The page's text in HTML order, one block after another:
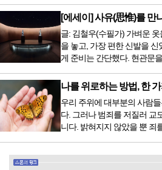
는 없지만 치료...
저녁을 습관적으로 음식을
음식을 먹거나, 아침에 식욕
가 활기차다’라는 이야기에
다. 식욕이 없다는 느낌은 본
화할 힘이 없다거나 더 이상
[에세이] 사유(思惟)를 만
글: 김철우(수필가) 가벼운
을 놓고, 가장 편한 신발을
게 준비는 간단했다. 현관문
막이 열리기 전. 그 특유의 무
은 것이었다. 두 금동 미륵
렇게 시작됐다. 두 반가사유상을 알게 된 것은 몇 해 전이었다.
잡지의 발행인으로 독자에게
중 우리 문화재를 하나씩 소
나를 위로하는 방법, 한 가
우리 주위에 대부분의 사람
다. 그러나 범죄를 저질러 교
니다. 밝혀지지 않았을 뿐 죄